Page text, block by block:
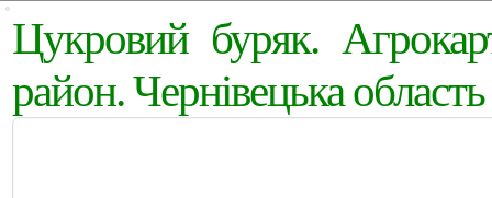
Цукровий буряк.
район. Чернівецька область